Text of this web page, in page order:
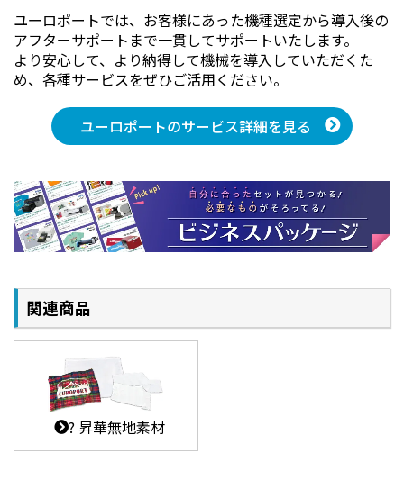
ユーロポートでは、お客様にあった機種選定から導入後の
アフターサポートまで一貫してサポートいたします。
より安心して、より納得して機械を導入していただくた
め、各種サービスをぜひご活用ください。
ユーロポートのサービス詳細を見る
関連商品
? 昇華無地素材